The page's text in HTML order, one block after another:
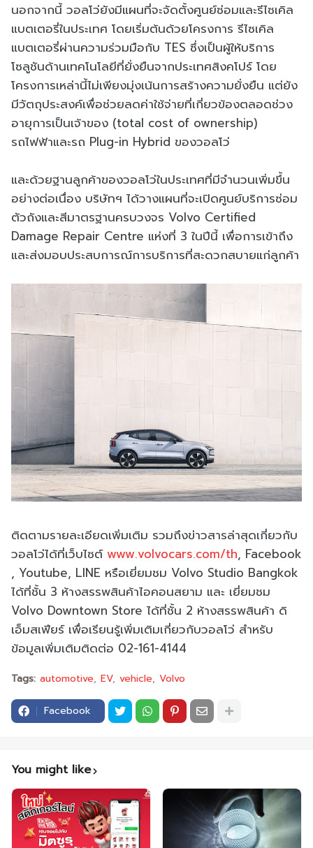
นอกจากนี้ วอลโว่ยังมีแผนที่จะจัดตั้งศูนย์ซ่อมและรีไซเคิล
แบตเตอรี่ในประเทศ โดยเริ่มต้นด้วยโครงการ รีไซเคิล
แบตเตอรี่ผ่านความร่วมมือกับ TES ซึ่งเป็นผู้ให้บริการ
โซลูชันด้านเทคโนโลยีที่ยั่งยืนจากประเทศสิงคโปร์ โดย
โครงการเหล่านี้ไม่เพียงมุ่งเน้นการสร้างความยั่งยืน แต่ยัง
มีวัตถุประสงค์เพื่อช่วยลดค่าใช้จ่ายที่เกี่ยวข้องตลอดช่วง
อายุการเป็นเจ้าของ (total cost of ownership)
รถไฟฟ้าและรถ Plug-in Hybrid ของวอลโว่
และด้วยฐานลูกค้าของวอลโว่ในประเทศที่มีจำนวนเพิ่มขึ้น
อย่างต่อเนื่อง บริษัทฯ ได้วางแผนที่จะเปิดศูนย์บริการซ่อม
ตัวถังและสีมาตรฐานครบวงจร Volvo Certified
Damage Repair Centre แห่งที่ 3 ในปีนี้ เพื่อการเข้าถึง
และส่งมอบประสบการณ์การบริการที่สะดวกสบายแก่ลูกค้า
ติดตามรายละเอียดเพิ่มเติม รวมถึงข่าวสารล่าสุดเกี่ยวกับ
วอลโว่ได้ที่เว็บไซต์ www.volvocars.com/th, Facebook
, Youtube, LINE หรือเยี่ยมชม Volvo Studio Bangkok
ได้ที่ชั้น 3 ห้างสรรพสินค้าไอคอนสยาม และ เยี่ยมชม
Volvo Downtown Store ได้ที่ชั้น 2 ห้างสรรพสินค้า ดิ
เอ็มสเฟียร์ เพื่อเรียนรู้เพิ่มเติมเกี่ยวกับวอลโว่ สำหรับ
ข้อมูลเพิ่มเติมติดต่อ 02-161-4144
Tags: automotive EV vehicle Volvo
Facebook
You might like